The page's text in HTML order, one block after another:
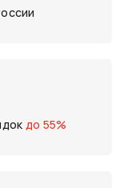
до 55%